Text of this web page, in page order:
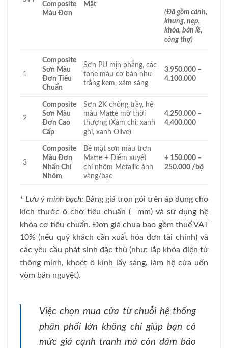
Composite
Màu Đơn
Mặt
(Đã gồm cánh,
khung, nẹp,
khóa, bản lề,
công thợ)
1
Composite
Sơn Màu
Đơn Tiêu
Chuẩn
Sơn PU mịn phẳng, các
tone màu cơ bản như
trắng kem, xám sáng
3.950.000 –
4.100.000
2
Composite
Sơn Màu
Đơn Cao
Cấp
Sơn 2K chống trầy, hệ
màu Matte mờ thời
thượng (Xám chì, xanh
ghi, xanh Olive)
4.250.000 –
4.400.000
3
Composite
Màu Đơn
Nhấn Chỉ
Nhôm
Bề mặt sơn màu trơn
Matte + Điểm xuyết
chỉ nhôm Metallic ánh
vàng/bạc
+ 150.000 –
250.000 /bộ
* Lưu ý minh bạch: Bảng giá trọn gói trên áp dụng cho
kích thước ô chờ tiêu chuẩn ( mm) và sử dụng hệ
khóa cơ tiêu chuẩn. Đơn giá chưa bao gồm thuế VAT
10% (nếu quý khách cần xuất hóa đơn tài chính) và
các yêu cầu phát sinh đặc thù (như: lắp khóa điện tử
thông minh, khoét ô kính lấy sáng, làm hệ cửa uốn
vòm bán nguyệt).
Việc chọn mua cửa từ chuỗi hệ thống
phân phối lớn không chỉ giúp bạn có
mức giá cạnh tranh mà còn đảm bảo